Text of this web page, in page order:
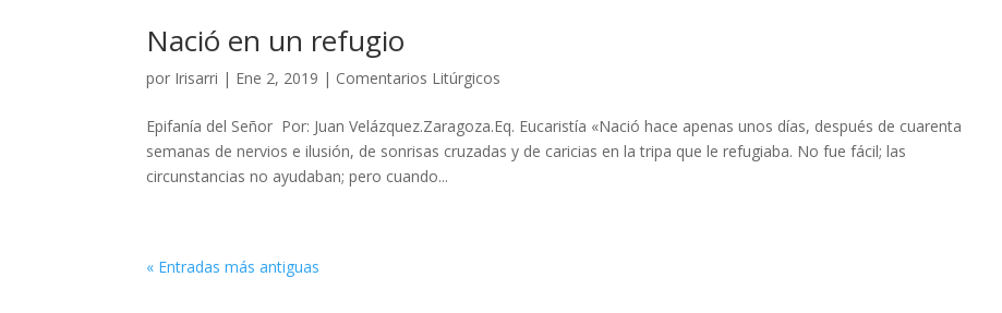
Nació en un refugio
por Irisarri | Ene 2, 2019 | Comentarios Litúrgicos
Epifanía del Señor Por: Juan Velázquez.Zaragoza.Eq. Eucaristía «Nació hace apenas unos días, después de cuarenta
semanas de nervios e ilusión, de sonrisas cruzadas y de caricias en la tripa que le refugiaba. No fue fácil; las
circunstancias no ayudaban; pero cuando...
« Entradas más antiguas